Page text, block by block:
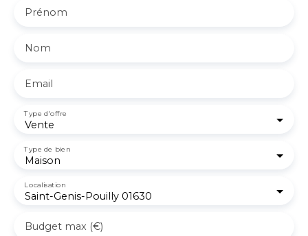
Prénom
Nom
Email
Vente
Type d'offre
Maison
Type de bien
Saint-Genis-Pouilly 01630
Localisation
Budget max (€)